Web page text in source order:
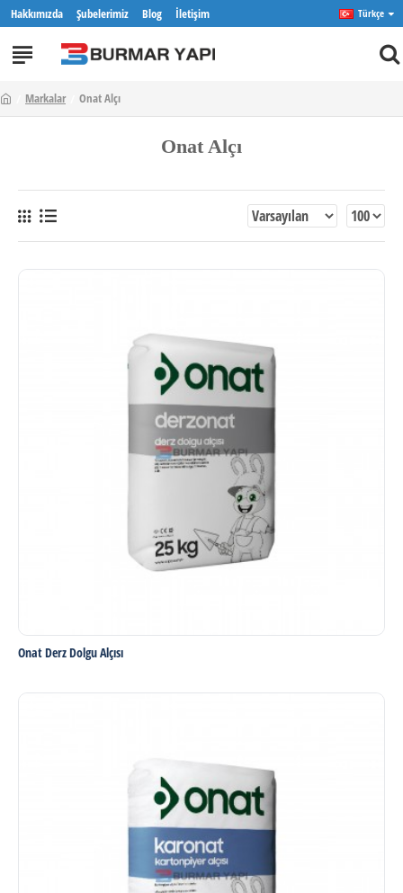
Hakkımızda Şubelerimiz Blog İletişim Türkçe
Markalar Onat Alçı
Onat Alçı
Onat Derz Dolgu Alçısı